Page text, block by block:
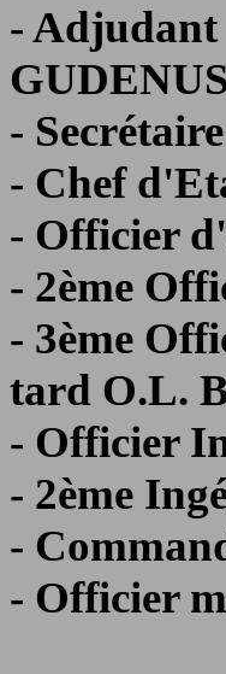
-
-
- Chef
- Officier
- 2ème
- 3ème
tard O.L.
- Officier
- 2ème
-
- Officier